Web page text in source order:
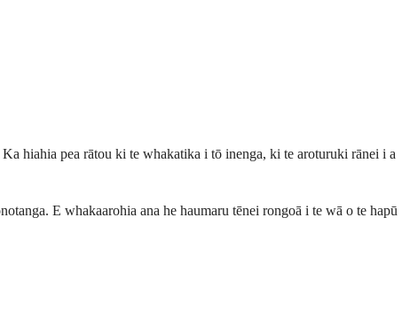
hiahia pea rātou ki te whakatika i tō inenga, ki te aroturuki rānei i a
E whakaarohia ana he haumaru tēnei rongoā i te wā o te hapū